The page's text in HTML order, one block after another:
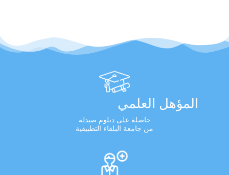
المؤهل العلمي
حاصلة على دبلوم صيدلة
من جامعة البلقاء التطبيقية